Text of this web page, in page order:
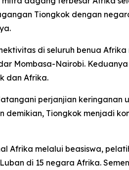
Tiongkok dengan
di seluruh benua
Mombasa-Nairobi.
dan Afrika.
perjanjian
demikian, Tiongkok menjadi
Afrika melalui beasiswa,
di 15 negara Afrika.